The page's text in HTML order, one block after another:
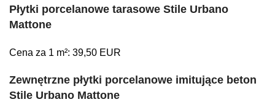
Płytki porcelanowe tarasowe Stile Urbano
Mattone
Cena za 1 m²: 39,50 EUR
Zewnętrzne płytki porcelanowe imitujące beton
Stile Urbano Mattone